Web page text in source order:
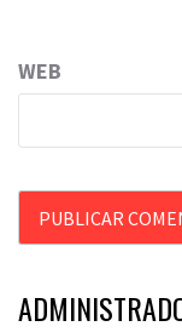
WEB